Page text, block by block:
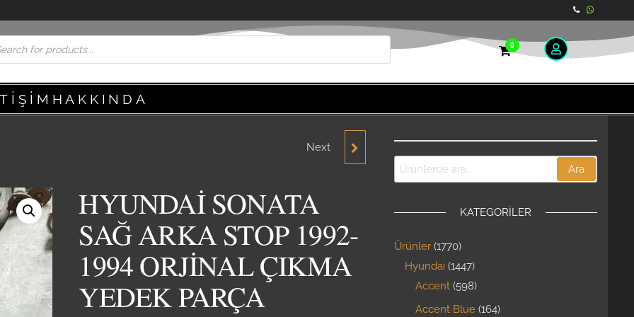
0
HAKKINDA
HYUNDAİ SONATA
REFLEKTÖRÜ 1992-1994
Next
HYUNDAİ SONATA
SAĞ ARKA STOP 1992-
1994 ORJİNAL ÇIKMA
YEDEK PARÇA
Ara
KATEGORILER
Ürünler 1770
Hyundai 1447
Accent 598
Accent Blue 164